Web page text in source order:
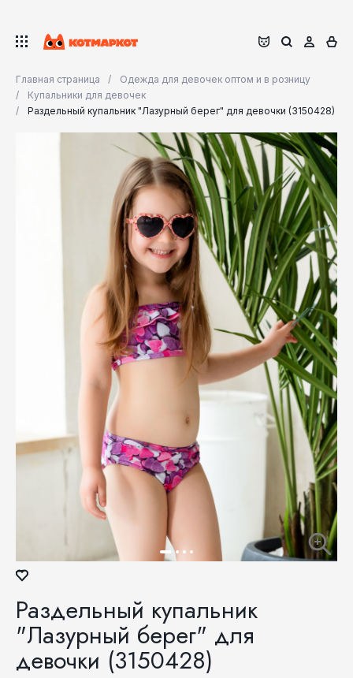
Главная страница
Одежда для девочек оптом и в розницу
Купальники для девочек
Раздельный купальник "Лазурный берег" для девочки (3150428)
Раздельный купальник
"Лазурный берег" для
девочки (3150428)